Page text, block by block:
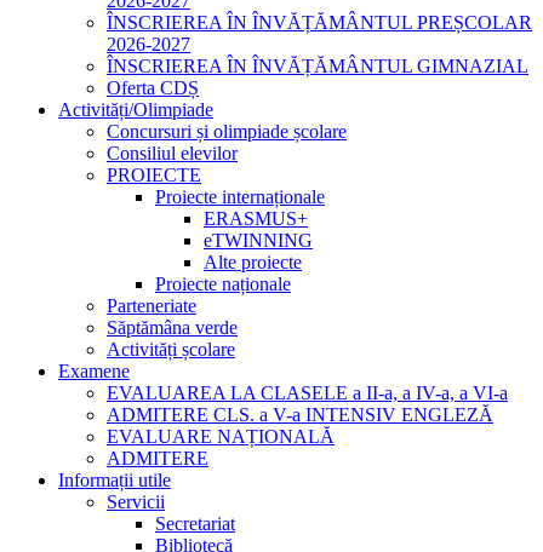
ÎNSCRIEREA ÎN ÎNVĂȚĂMÂNTUL PREȘCOLAR
2026-2027
ÎNSCRIEREA ÎN ÎNVĂȚĂMÂNTUL GIMNAZIAL
Oferta CDȘ
Activități/Olimpiade
Concursuri și olimpiade școlare
Consiliul elevilor
PROIECTE
Proiecte internaționale
ERASMUS+
eTWINNING
Alte proiecte
Proiecte naționale
Parteneriate
Săptămâna verde
Activități școlare
Examene
EVALUAREA LA CLASELE a II-a, a IV-a, a VI-a
ADMITERE CLS. a V-a INTENSIV ENGLEZĂ
EVALUARE NAȚIONALĂ
ADMITERE
Informații utile
Servicii
Secretariat
Bibliotecă